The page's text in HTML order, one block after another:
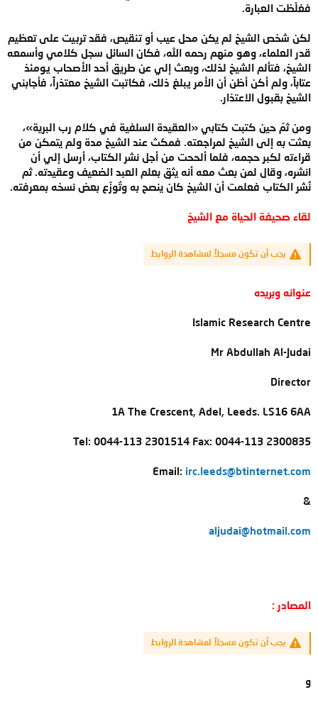
فغلّظت العبارة.
لكن شخص الشيخ لم يكن محل عيب أو تنقيص، فقد تربيت على تعظيم
قدر العلماء، وهو منهم رحمه الله، فكان السائل سجل كلامي وأسمعه
الشيخ، فتألم الشيخ لذلك، وبعث إلي عن طريق أحد الأصحاب يومئذ
عتاباً، ولم أكن أظن أن الأمر يبلغ ذلك، فكاتبت الشيخ معتذراً، فأجابني
الشيخ بقبول الاعتذار.
ومن ثمّ حين كتبت كتابي «العقيدة السلفية في كلام رب البرية»،
بعثت به إلى الشيخ لمراجعته. فمكث عند الشيخ مدة ولم يتمكن من
قراءته لكبر حجمه، فلما ألححت من أجل نشر الكتاب، أرسل إلي أن
انشره، وقال لمن بعث معه أنه يثق بعلم العبد الضعيف وعقيدته. ثم
نُشر الكتاب فعلمت أن الشيخ كان ينصح به وتُوزّع بعض نسخه بمعرفته.
لقاء صحيفة الحياة مع الشيخ
يجب أن تكون مسجلاً لمشاهدة الروابط
عنوانه وبريده
Islamic Research Centre
Mr Abdullah Al-Judai
Director
1A The Crescent, Adel, Leeds. LS16 6AA
Tel: 0044-113 2301514 Fax: 0044-113 2300835
Email: irc.leeds@btinternet.com
&
aljudai@hotmail.com
المصادر :
يجب أن تكون مسجلاً لمشاهدة الروابط
و